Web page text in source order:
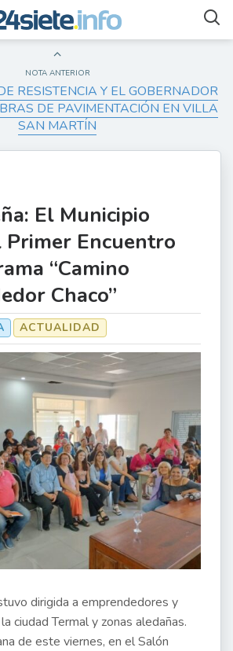
NOTA ANTERIOR
RESISTENCIA Y EL GOBERNADOR
DE PAVIMENTACIÓN EN VILLA
SAN MARTÍN
El Municipio
Primer Encuentro
“Camino
Chaco”
ACTUALIDAD
dirigida a emprendedores y
ciudad Termal y zonas aledañas.
de este viernes, en el Salón